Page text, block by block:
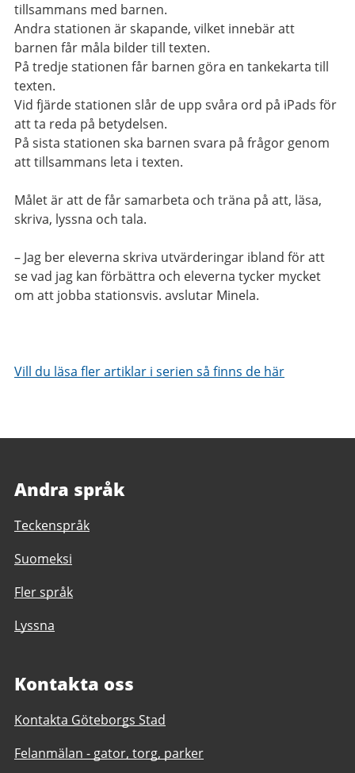
tillsammans med barnen.
Andra stationen är skapande, vilket innebär att
barnen får måla bilder till texten.
På tredje stationen får barnen göra en tankekarta till
texten.
Vid fjärde stationen slår de upp svåra ord på iPads för
att ta reda på betydelsen.
På sista stationen ska barnen svara på frågor genom
att tillsammans leta i texten.
Målet är att de får samarbeta och träna på att, läsa,
skriva, lyssna och tala.
– Jag ber eleverna skriva utvärderingar ibland för att
se vad jag kan förbättra och eleverna tycker mycket
om att jobba stationsvis. avslutar Minela.
Vill du läsa fler artiklar i serien så finns de här
Andra språk
Teckenspråk
Suomeksi
Fler språk
Lyssna
Kontakta oss
Kontakta Göteborgs Stad
Felanmälan - gator, torg, parker